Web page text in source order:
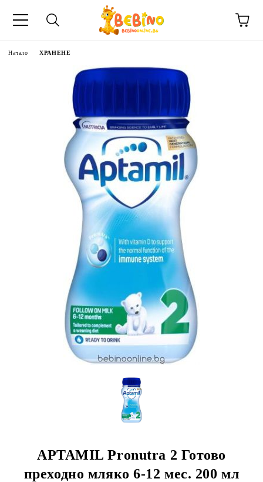
Начало ХРАНЕНЕ
APTAMIL Pronutra 2 Готово
преходно мляко 6-12 мес. 200 мл